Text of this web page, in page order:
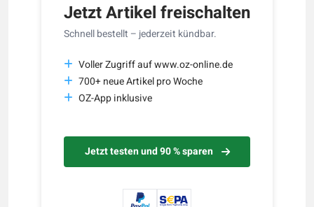
Jetzt Artikel freischalten
Schnell bestellt – jederzeit kündbar.
Voller Zugriff auf www.oz-online.de
700+ neue Artikel pro Woche
OZ-App inklusive
Jetzt testen und 90 % sparen